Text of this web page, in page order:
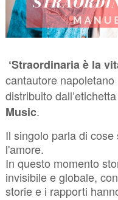
‘Straordinaria è la
cantautore napoletano
distribuito
Music.
Il singolo parla di
l'amore.
In questo momento
invisibile e globale,
storie e i rapporti